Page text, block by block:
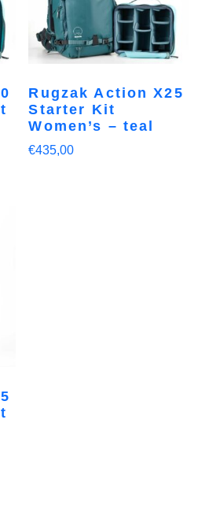
Rugzak Action X25
Starter Kit
Women’s – teal
€435,00